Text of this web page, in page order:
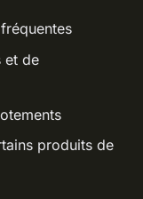
et de
produits de